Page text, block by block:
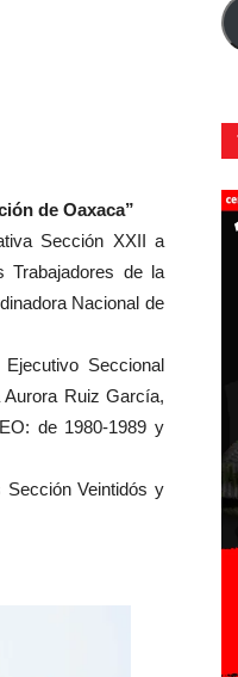
de Oaxaca”
Sección XXII a
Trabajadores de la
Nacional de
Seccional
Ruiz García,
de 1980-1989 y
Veintidós y